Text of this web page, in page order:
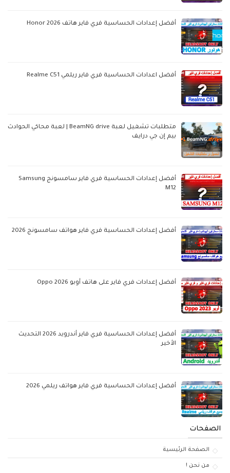
أفضل إعدادات الحساسية فري فاير هاتف Honor 2026
أفضل اعدادات الحساسية فري فاير ريلمي Realme C51
متطلبات تشغيل لعبة BeamNG drive | لعبة محاكي الحوادث
بيم إن جي درايف
أفضل إعدادات الحساسية فري فاير سامسونج Samsung
M12
أفضل إعدادات الحساسية فري فاير هواتف سامسونج 2026
أفضل إعدادات فري فاير على هاتف أوبو Oppo 2026
أفضل إعدادات الحساسية فري فاير أندرويد 2026 التحديث
الأخير
أفضل إعدادات الحساسية فري فاير هواتف ريلمي 2026
الصفحات
الصفحة الرئيسية
من نحن !